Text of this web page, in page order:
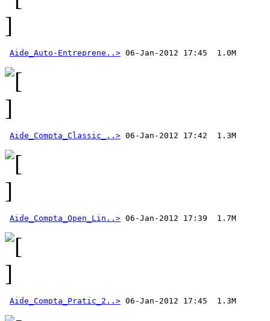
Aide_Auto-Entreprene..>
Aide_Compta_Classic_..>
Aide_Compta_Open_Lin..>
Aide_Compta_Pratic_2..>